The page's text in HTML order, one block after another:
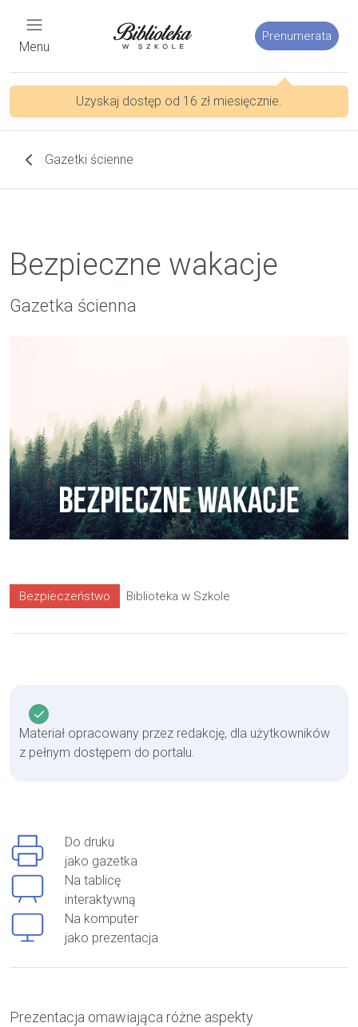
Menu
Prenumerata
Uzyskaj dostęp od 16 zł miesięcznie.
Gazetki ścienne
Bezpieczne wakacje
Gazetka ścienna
Bezpieczeństwo Biblioteka w Szkole
Materiał opracowany przez redakcję, dla użytkowników
z pełnym dostępem do portalu.
Do druku
jako gazetka
Na tablicę
interaktywną
Na komputer
jako prezentacja
Prezentacja omawiająca różne aspekty